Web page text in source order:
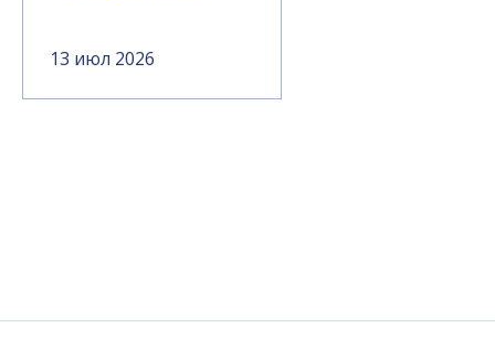
13 июл 2026